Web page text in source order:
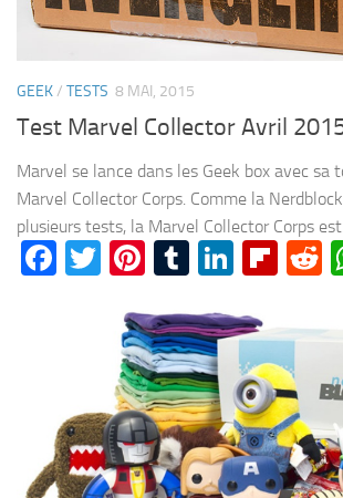
GEEK/ TESTS 8 MAI, 2015
Test Marvel Collector Avril
Marvel se lance dans les Geek box avec sa
Marvel Collector Corps. Comme la
plusieurs tests, la Marvel Collector Corps
Facebook
Twitter
Pinterest
Tumblr